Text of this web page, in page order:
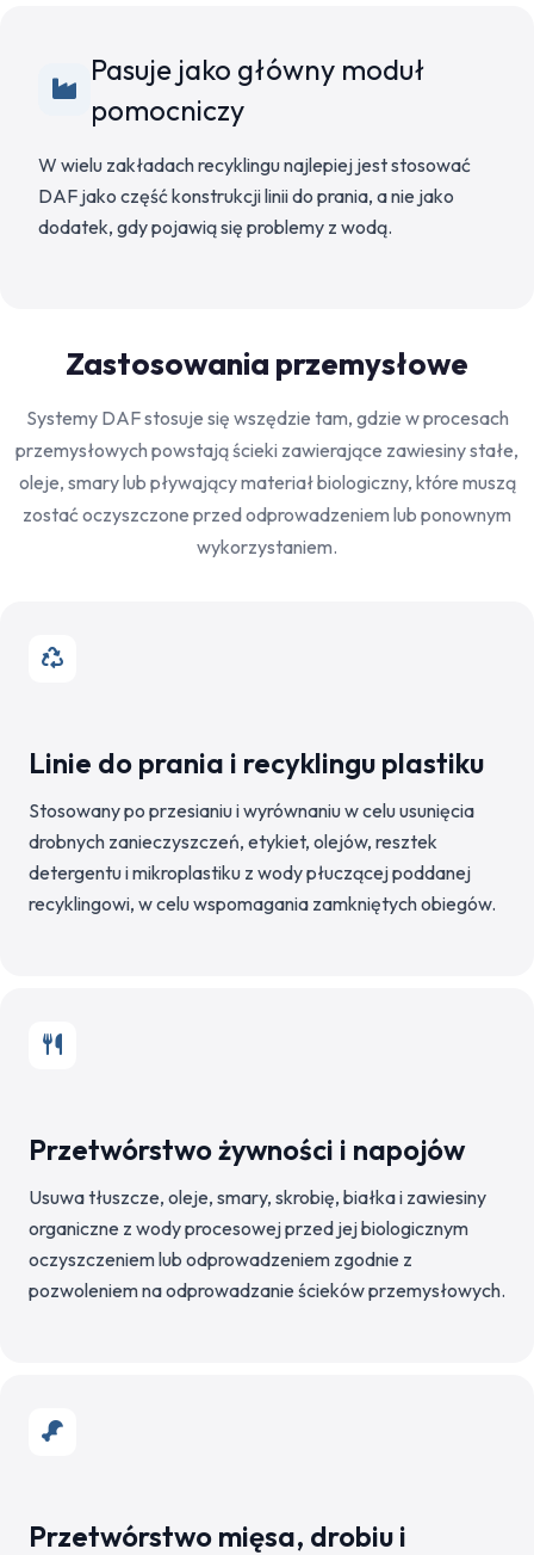
Pasuje jako główny moduł
pomocniczy
W wielu zakładach recyklingu najlepiej jest stosować
DAF jako część konstrukcji linii do prania, a nie jako
dodatek, gdy pojawią się problemy z wodą.
Zastosowania przemysłowe
Systemy DAF stosuje się wszędzie tam, gdzie w procesach
przemysłowych powstają ścieki zawierające zawiesiny stałe,
oleje, smary lub pływający materiał biologiczny, które muszą
zostać oczyszczone przed odprowadzeniem lub ponownym
wykorzystaniem.
Linie do prania i recyklingu plastiku
Stosowany po przesianiu i wyrównaniu w celu usunięcia
drobnych zanieczyszczeń, etykiet, olejów, resztek
detergentu i mikroplastiku z wody płuczącej poddanej
recyklingowi, w celu wspomagania zamkniętych obiegów.
Przetwórstwo żywności i napojów
Usuwa tłuszcze, oleje, smary, skrobię, białka i zawiesiny
organiczne z wody procesowej przed jej biologicznym
oczyszczeniem lub odprowadzeniem zgodnie z
pozwoleniem na odprowadzanie ścieków przemysłowych.
Przetwórstwo mięsa, drobiu i